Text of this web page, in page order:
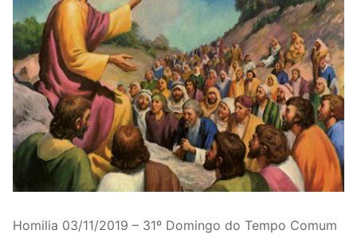
Homilia 03/11/2019 – 31º Domingo do Tempo Comum